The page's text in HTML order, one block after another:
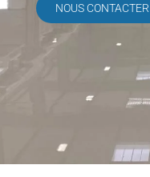
NOUS CONTACTER